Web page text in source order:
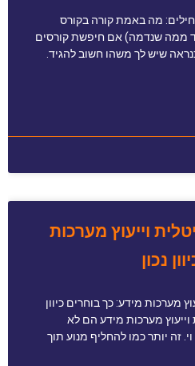
מה באמת קורה בקורס
ממה שנדמה) אם חיפשת קורסים
שיש לך משהו חשוב להגיד.
וייעוץ מערכות
נכון
מערכות מידע: כך בוחרים כיוון
וייעוץ מערכות מידע הם לא
זה יותר כמו להחליף מנוע תוך